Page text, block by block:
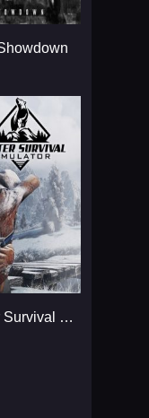
Winter Survival Simulator